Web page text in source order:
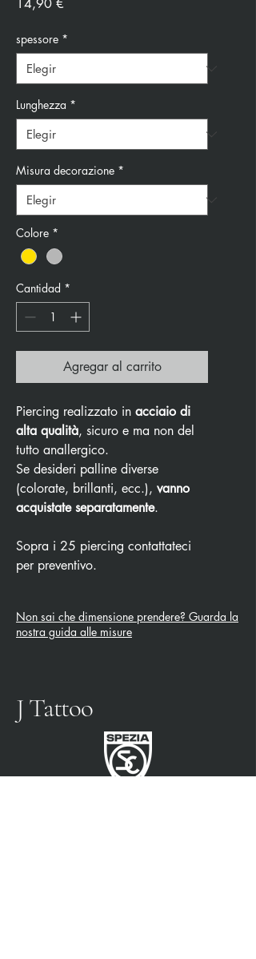
14,90 €
spessore *
Lunghezza *
Misura decorazione *
Colore *
Cantidad *
Agregar al carrito
Piercing realizzato in acciaio di
alta qualità, sicuro e ma non del
tutto anallergico.
Se desideri palline diverse
(colorate, brillanti, ecc.), vanno
acquistate separatamente.
Sopra i 25 piercing contattateci
per preventivo.
Non sai che dimensione prendere? Guarda la
nostra guida alle misure
J Tattoo